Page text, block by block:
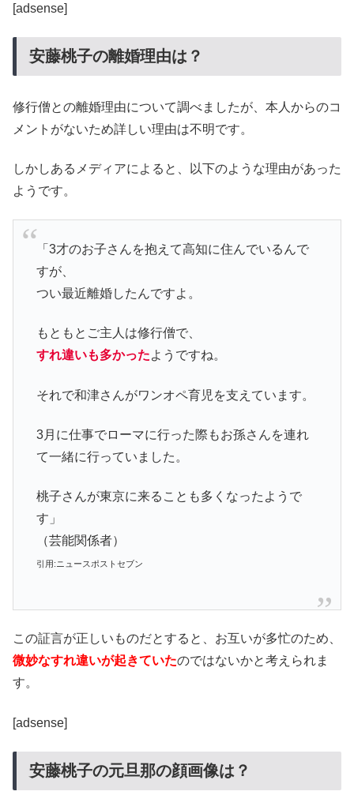
[adsense]
安藤桃子の離婚理由は？
修行僧との離婚理由について調べましたが、本人からのコ
メントがないため詳しい理由は不明です。
しかしあるメディアによると、以下のような理由があった
ようです。
「3才のお子さんを抱えて高知に住んでいるんで
すが、
つい最近離婚したんですよ。
もともとご主人は修行僧で、
すれ違いも多かったようですね。
それで和津さんがワンオペ育児を支えています。
3月に仕事でローマに行った際もお孫さんを連れ
て一緒に行っていました。
桃子さんが東京に来ることも多くなったようで
す」
（芸能関係者）
引用:ニュースポストセブン
この証言が正しいものだとすると、お互いが多忙のため、
微妙なすれ違いが起きていたのではないかと考えられま
す。
[adsense]
安藤桃子の元旦那の顔画像は？